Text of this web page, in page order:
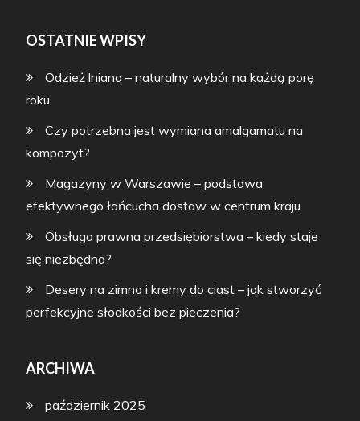
OSTATNIE WPISY
Odzież lniana – naturalny wybór na każdą porę
roku
Czy potrzebna jest wymiana amalgamatu na
kompozyt?
Magazyny w Warszawie – podstawa
efektywnego łańcucha dostaw w centrum kraju
Obsługa prawna przedsiębiorstwa – kiedy staje
się niezbędna?
Desery na zimno i kremy do ciast – jak stworzyć
perfekcyjne słodkości bez pieczenia?
ARCHIWA
październik 2025